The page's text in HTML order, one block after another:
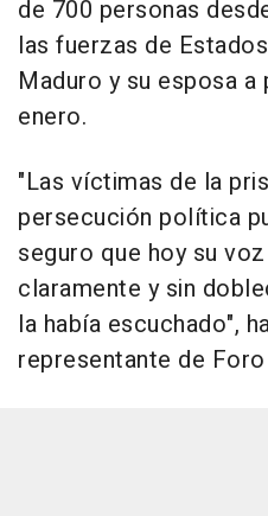
de 700 personas
las fuerzas de
Maduro y su esposa
enero.
"Las víctimas de la
persecución política
seguro que hoy su
claramente y sin
la había escuchado",
representante de